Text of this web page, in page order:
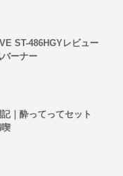
ST-486HGYレビュー
バーナー
｜酔ってってセット